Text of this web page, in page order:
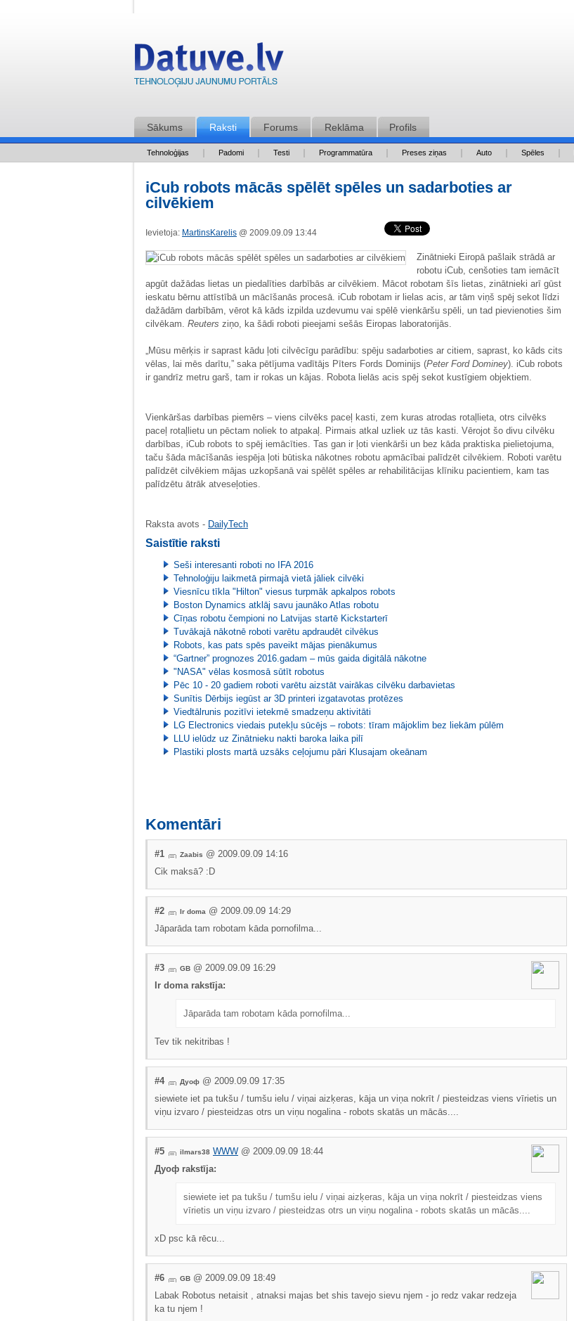
Sākums Raksti Forums Reklāma Profils
Tehnoloģijas Padomi Testi Programmatūra Preses ziņas Auto Spēles
iCub robots mācās spēlēt spēles un sadarboties ar
cilvēkiem
Ievietoja: MartinsKarelis @ 2009.09.09 13:44
Zinātnieki Eiropā pašlaik strādā ar
robotu iCub, cenšoties tam iemācīt
apgūt dažādas lietas un piedalīties darbībās ar cilvēkiem. Mācot robotam šīs lietas, zinātnieki arī gūst
ieskatu bērnu attīstībā un mācīšanās procesā. iCub robotam ir lielas acis, ar tām viņš spēj sekot līdzi
dažādām darbībām, vērot kā kāds izpilda uzdevumu vai spēlē vienkāršu spēli, un tad pievienoties šim
cilvēkam. Reuters ziņo, ka šādi roboti pieejami sešās Eiropas laboratorijās.
„Mūsu mērķis ir saprast kādu ļoti cilvēcīgu parādību: spēju sadarboties ar citiem, saprast, ko kāds cits
vēlas, lai mēs darītu,” saka pētījuma vadītājs Pīters Fords Dominijs (Peter Ford Dominey). iCub robots
ir gandrīz metru garš, tam ir rokas un kājas. Robota lielās acis spēj sekot kustīgiem objektiem.
Vienkāršas darbības piemērs – viens cilvēks paceļ kasti, zem kuras atrodas rotaļlieta, otrs cilvēks
paceļ rotaļlietu un pēctam noliek to atpakaļ. Pirmais atkal uzliek uz tās kasti. Vērojot šo divu cilvēku
darbības, iCub robots to spēj iemācīties. Tas gan ir ļoti vienkārši un bez kāda praktiska pielietojuma,
taču šāda mācīšanās iespēja ļoti būtiska nākotnes robotu apmācībai palīdzēt cilvēkiem. Roboti varētu
palīdzēt cilvēkiem mājas uzkopšanā vai spēlēt spēles ar rehabilitācijas klīniku pacientiem, kam tas
palīdzētu ātrāk atveseļoties.
Raksta avots - DailyTech
Saistītie raksti
Seši interesanti roboti no IFA 2016
Tehnoloģiju laikmetā pirmajā vietā jāliek cilvēki
Viesnīcu tīkla "Hilton" viesus turpmāk apkalpos robots
Boston Dynamics atklāj savu jaunāko Atlas robotu
Cīņas robotu čempioni no Latvijas startē Kickstarterī
Tuvākajā nākotnē roboti varētu apdraudēt cilvēkus
Robots, kas pats spēs paveikt mājas pienākumus
“Gartner” prognozes 2016.gadam – mūs gaida digitālā nākotne
"NASA" vēlas kosmosā sūtīt robotus
Pēc 10 - 20 gadiem roboti varētu aizstāt vairākas cilvēku darbavietas
Sunītis Dērbijs iegūst ar 3D printeri izgatavotas protēzes
Viedtālrunis pozitīvi ietekmē smadzeņu aktivitāti
LG Electronics viedais putekļu sūcējs – robots: tīram mājoklim bez liekām pūlēm
LLU ielūdz uz Zinātnieku nakti baroka laika pilī
Plastiki plosts martā uzsāks ceļojumu pāri Klusajam okeānam
Komentāri
#1 Zaabis @ 2009.09.09 14:16
Cik maksā? :D
#2 Ir doma @ 2009.09.09 14:29
Jāparāda tam robotam kāda pornofilma...
#3 GB @ 2009.09.09 16:29
Ir doma rakstīja:
Jāparāda tam robotam kāda pornofilma...
Tev tik nekitribas !
#4 Дуоф @ 2009.09.09 17:35
siewiete iet pa tukšu / tumšu ielu / viņai aizķeras, kāja un viņa nokrīt / piesteidzas viens vīrietis un
viņu izvaro / piesteidzas otrs un viņu nogalina - robots skatās un mācās....
#5 ilmars38 WWW @ 2009.09.09 18:44
Дуоф rakstīja:
siewiete iet pa tukšu / tumšu ielu / viņai aizķeras, kāja un viņa nokrīt / piesteidzas viens
vīrietis un viņu izvaro / piesteidzas otrs un viņu nogalina - robots skatās un mācās....
xD psc kā rēcu...
#6 GB @ 2009.09.09 18:49
Labak Robotus netaisit , atnaksi majas bet shis tavejo sievu njem - jo redz vakar redzeja
ka tu njem !